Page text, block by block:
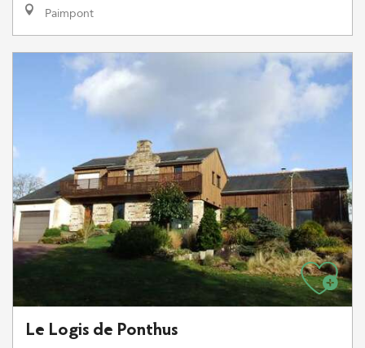
Paimpont
Le Logis de Ponthus